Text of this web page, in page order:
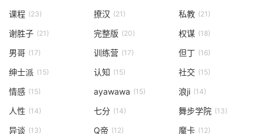
课程 (23) 撩汉 (21) 私教 (21)
谢胜子 (21) 完整版 (20) 权谋 (18)
男哥 (17) 训练营 (17) 但丁 (16)
绅士派 (15) 认知 (15) 社交 (15)
情感 (15) ayawawa (15) 浪ji (14)
人性 (14) 七分 (14) 舞步学院 (13)
异谈 (13) Q帝 (12) 魔卡 (12)